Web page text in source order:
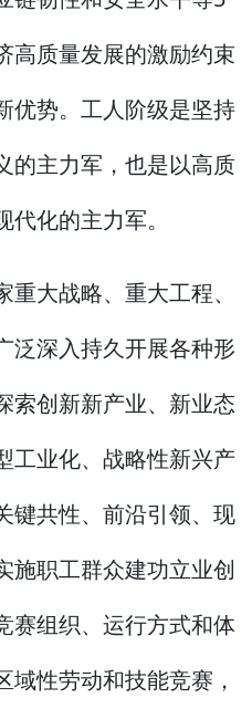
高质量发展的激励约束
优势。工人阶级是坚持
的主力军，也是以高质
化的主力军。
大战略、重大工程、
泛深入持久开展各种形
索创新新产业、新业态
工业化、战略性新兴产
键共性、前沿引领、现
施职工群众建功立业创
赛组织、运行方式和体
性劳动和技能竞赛，